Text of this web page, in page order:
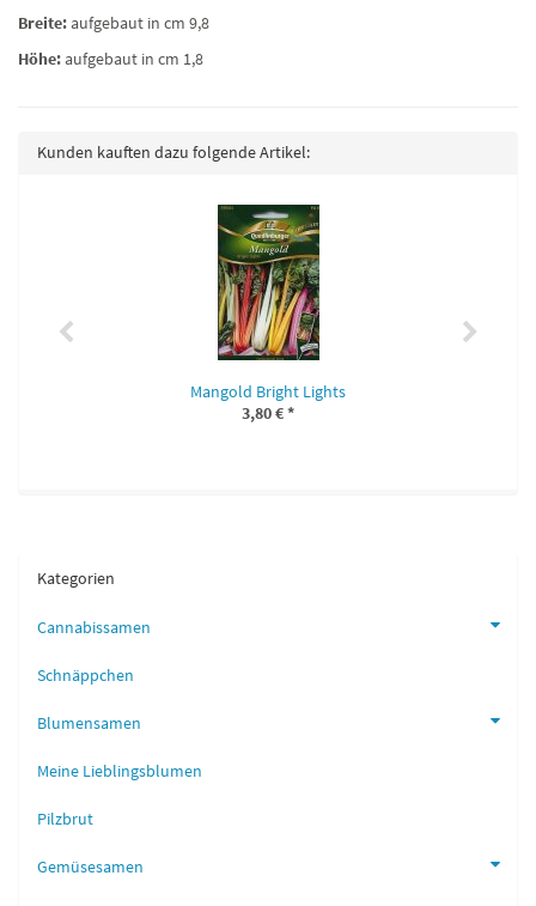
Breite: aufgebaut in cm 9,8
Höhe: aufgebaut in cm 1,8
Kunden kauften dazu folgende Artikel:
Mangold Bright Lights
3,80 €*
Kategorien
Cannabissamen
Schnäppchen
Blumensamen
Meine Lieblingsblumen
Pilzbrut
Gemüsesamen